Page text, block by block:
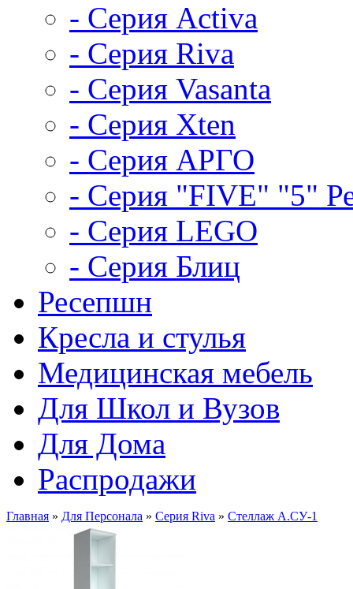
- Серия Activa
- Серия Riva
- Серия Vasanta
- Серия Xten
- Серия АРГО
- Серия "FIVE" "5"
- Серия LEGO
- Серия Блиц
Ресепшн
Кресла и стулья
Медицинская мебель
Для Школ и Вузов
Для Дома
Распродажи
Главная » Для Персонала » Серия Riva » Стеллаж А.СУ-1